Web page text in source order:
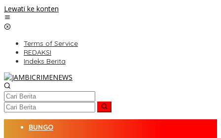
Lewati ke konten
Terms of Service
REDAKSI
Indeks Berita
BUNGO